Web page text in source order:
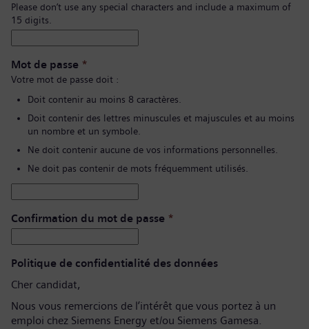
Please don’t use any special characters and include a maximum of
15 digits.
Mot de passe *
Votre mot de passe doit :
Doit contenir au moins 8 caractères.
Doit contenir des lettres minuscules et majuscules et au moins
un nombre et un symbole.
Ne doit contenir aucune de vos informations personnelles.
Ne doit pas contenir de mots fréquemment utilisés.
Confirmation du mot de passe *
Politique de confidentialité des données
Cher candidat,
Nous vous remercions de l’intérêt que vous portez à un
emploi chez Siemens Energy et/ou Siemens Gamesa.